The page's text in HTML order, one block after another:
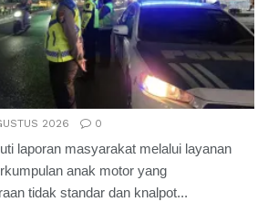
2026 0
laporan masyarakat melalui layanan
anak motor yang
tidak standar dan knalpot...